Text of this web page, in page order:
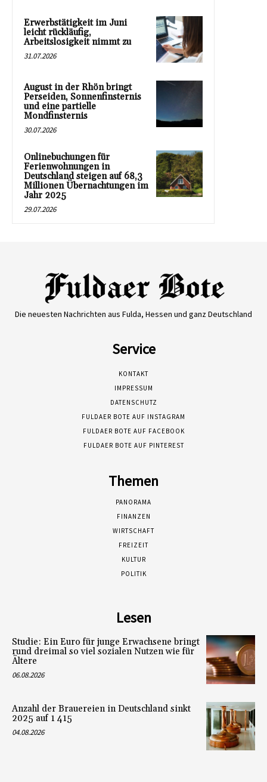
Erwerbstätigkeit im Juni
leicht rückläufig,
Arbeitslosigkeit nimmt zu
31.07.2026
August in der Rhön bringt
Perseiden, Sonnenfinsternis
und eine partielle
Mondfinsternis
30.07.2026
Onlinebuchungen für
Ferienwohnungen in
Deutschland steigen auf 68,3
Millionen Übernachtungen im
Jahr 2025
29.07.2026
Die neuesten Nachrichten aus Fulda, Hessen und ganz Deutschland
Service
KONTAKT
IMPRESSUM
DATENSCHUTZ
FULDAER BOTE AUF INSTAGRAM
FULDAER BOTE AUF FACEBOOK
FULDAER BOTE AUF PINTEREST
Themen
PANORAMA
FINANZEN
WIRTSCHAFT
FREIZEIT
KULTUR
POLITIK
Lesen
Studie: Ein Euro für junge Erwachsene bringt
rund dreimal so viel sozialen Nutzen wie für
Ältere
06.08.2026
Anzahl der Brauereien in Deutschland sinkt
2025 auf 1 415
04.08.2026